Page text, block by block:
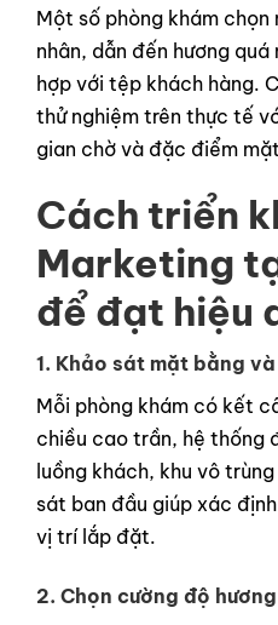
Một số phòng khám
nhân, dẫn đến hương
hợp với tệp khách hàng.
thử nghiệm trên thực tế
gian chờ và đặc điểm
Cách triển
Marketing
để đạt hiệu
1. Khảo sát mặt bằng
Mỗi phòng khám có kết
chiều cao trần, hệ thống
luồng khách, khu vô
sát ban đầu giúp xác
vị trí lắp đặt.
2. Chọn cường độ